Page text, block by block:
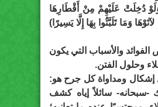
دُخِلَتْ عَلَيْهِمْ مِنْ أَقْطَارِهَا
وَمَا تَلَبَّثُوا بِهَا إِلَّا يَسِيرًا)
الفوائد والأسباب التي يكون
وحلول الفتن.
ومداواة كل جرح هو:
-سبحانه- سائلاً إياه كشف